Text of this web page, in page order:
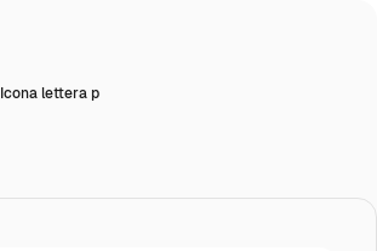
Icona lettera p